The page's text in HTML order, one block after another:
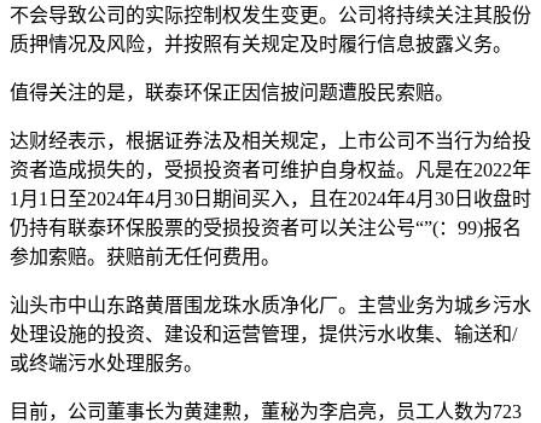
不会导致公司的实际控制权发生变更。公司将持续关注其股份
质押情况及风险，并按照有关规定及时履行信息披露义务。
值得关注的是，联泰环保正因信披问题遭股民索赔。
达财经表示，根据证券法及相关规定，上市公司不当行为给投
资者造成损失的，受损投资者可维护自身权益。凡是在2022年
1月1日至2024年4月30日期间买入，且在2024年4月30日收盘时
仍持有联泰环保股票的受损投资者可以关注公号“”(：99)报名
参加索赔。获赔前无任何费用。
汕头市中山东路黄厝围龙珠水质净化厂。主营业务为城乡污水
处理设施的投资、建设和运营管理，提供污水收集、输送和/
或终端污水处理服务。
目前，公司董事长为黄建勲，董秘为李启亮，员工人数为723